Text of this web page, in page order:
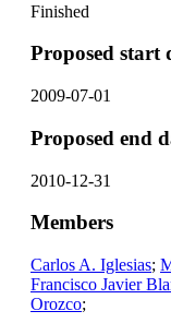
Finished
Proposed start
2009-07-01
Proposed end
2010-12-31
Members
Carlos A. Iglesias;
Francisco Javier
Orozco;